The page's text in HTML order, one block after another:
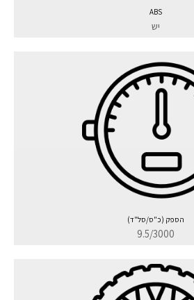
ABS
יש
הספק (כ"ס/סל"ד)
9.5/3000